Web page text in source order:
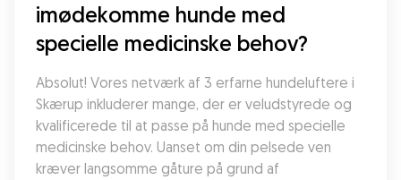
imødekomme hunde med
specielle medicinske behov?
Absolut! Vores netværk af 3 erfarne hundeluftere i
Skærup inkluderer mange, der er veludstyrede og
kvalificerede til at passe på hunde med specielle
medicinske behov. Uanset om din pelsede ven
kræver langsomme gåture på grund af